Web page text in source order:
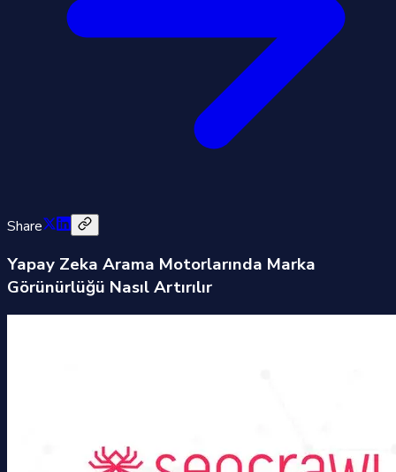
Share
Yapay Zeka Arama Motorlarında Marka
Görünürlüğü Nasıl Artırılır